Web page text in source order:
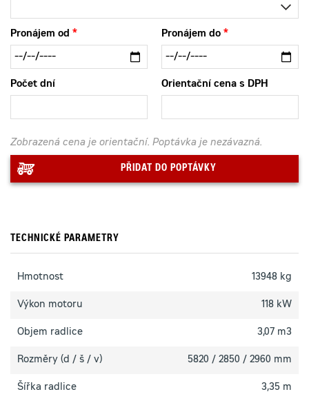
Pronájem od Pronájem do
Počet dní Orientační cena s DPH
Zobrazená cena je orientační. Poptávka je nezávazná.
PŘIDAT DO POPTÁVKY
TECHNICKÉ PARAMETRY
Hmotnost 13948 kg
Výkon motoru 118 kW
Objem radlice 3,07 m3
Rozměry (d / š / v) 5820 / 2850 / 2960 mm
Šířka radlice 3,35 m